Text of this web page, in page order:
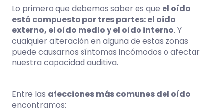
Lo primero que debemos saber es que el oído
está compuesto por tres partes: el oído
externo, el oído medio y el oído interno. Y
cualquier alteración en alguna de estas zonas
puede causarnos síntomas incómodos o afectar
nuestra capacidad auditiva.
Entre las afecciones más comunes del oído
encontramos: